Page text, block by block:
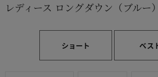
レディース ロングダウン（ブルー
ショート ベス